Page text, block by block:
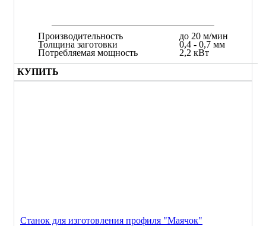
Производительность
Толщина заготовки
Потребляемая мощность
до 20 м/мин
0,4 - 0,7 мм
2,2 кВт
КУПИТЬ
Станок для изготовления профиля "Маячок"